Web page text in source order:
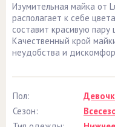
Изумительная майка от
располагает к себе
составит красивую
Качественный крой
неудобства и
Пол:
Сезон: